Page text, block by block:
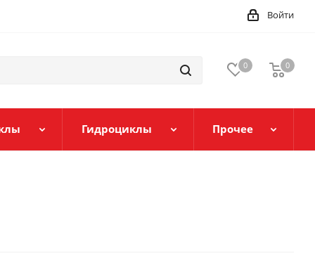
Войти
0 0
Гидроциклы Прочее